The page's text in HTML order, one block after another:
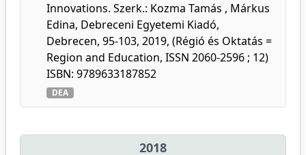
Innovations. Szerk.: Kozma Tamás , Márkus
Edina, Debreceni Egyetemi Kiadó,
Debrecen, 95-103, 2019, (Régió és Oktatás =
Region and Education, ISSN 2060-2596 ; 12)
ISBN: 9789633187852
DEA
2018